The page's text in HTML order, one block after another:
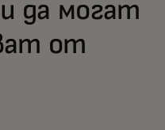
да могат
от